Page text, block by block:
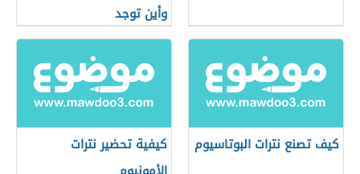
وأين توجد
كيف تصنع نترات البوتاسيوم
كيفية تحضير نترات